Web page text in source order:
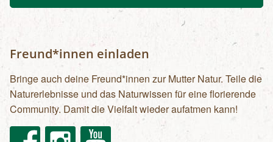
Freund*innen einladen
Bringe auch deine Freund*innen zur Mutter Natur. Teile die
Naturerlebnisse und das Naturwissen für eine florierende
Community. Damit die Vielfalt wieder aufatmen kann!
FacebookInstagram Youtube